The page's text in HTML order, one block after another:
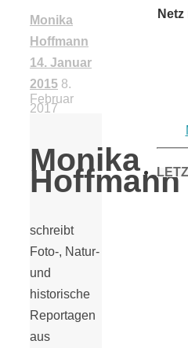
Monika
Hoffmann
14. Januar
2015 8.
Februar
2017
Monika
Hoffmann
schreibt
Foto-, Natur-
und
historische
Reportagen
aus